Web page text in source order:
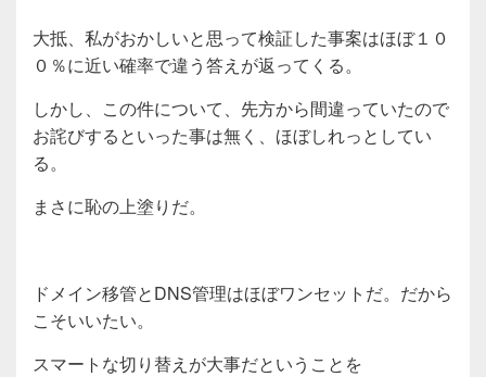
大抵、私がおかしいと思って検証した事案はほぼ１０
０％に近い確率で違う答えが返ってくる。
しかし、この件について、先方から間違っていたので
お詫びするといった事は無く、ほぼしれっとしてい
る。
まさに恥の上塗りだ。
ドメイン移管とDNS管理はほぼワンセットだ。だから
こそいいたい。
スマートな切り替えが大事だということを